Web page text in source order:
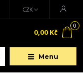
Menu
CZK
0
0,00 Kč